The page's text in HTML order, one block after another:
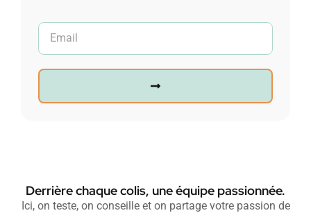
Derrière chaque colis, une équipe passionnée.
Ici, on teste, on conseille et on partage votre passion de